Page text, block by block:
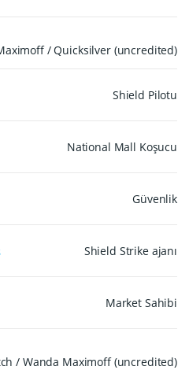
/ Quicksilver (uncredited)
Shield Pilotu
National Mall Koşucu
Güvenlik
Shield Strike ajanı
Market Sahibi
/ Wanda Maximoff (uncredited)